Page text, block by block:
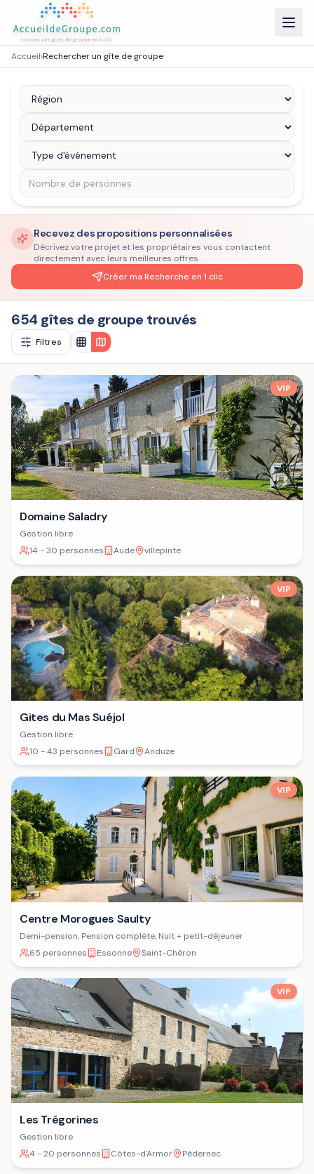
Accueil›Rechercher un gîte de groupe
Recevez des propositions personnalisées
Décrivez votre projet et les propriétaires vous contactent
directement avec leurs meilleures offres
Créer ma Recherche en 1 clic
654 gîtes de groupe trouvés
Filtres
VIP
Domaine Saladry
Gestion libre
14 - 30 personnes
Aude villepinte
VIP
Gites du Mas Suéjol
Gestion libre
10 - 43 personnes
Gard Anduze
VIP
Centre Morogues Saulty
Demi-pension, Pension complète, Nuit + petit-déjeuner
65 personnes
Essonne Saint-Chéron
VIP
Les Trégorines
Gestion libre
4 - 20 personnes
Côtes-d'Armor Pédernec